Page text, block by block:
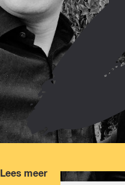
Lees meer